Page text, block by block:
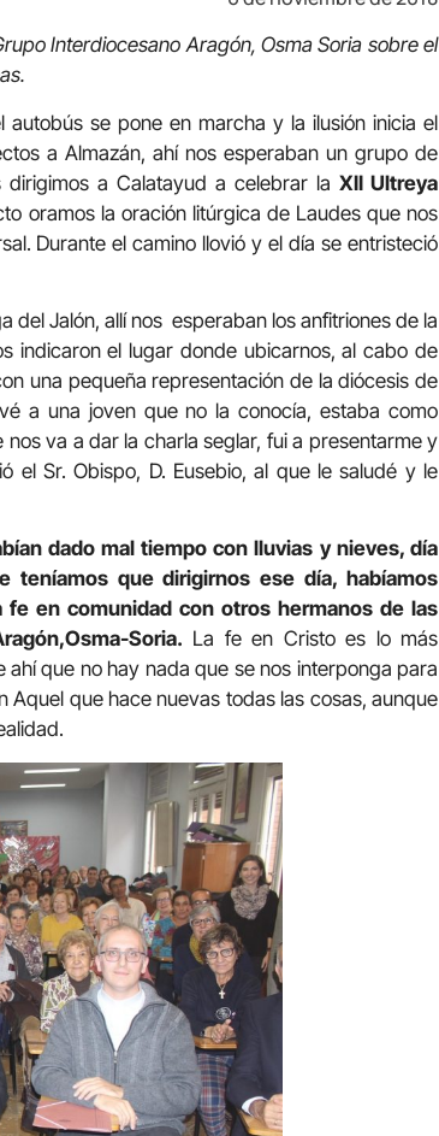
Interdiocesano Aragón, Osma Soria sobre el
se pone en marcha y la ilusión inicia el
a Almazán, ahí nos esperaban un grupo de
a Calatayud a celebrar la XII Ultreya
oramos la oración litúrgica de Laudes que nos
Durante el camino llovió y el día se entristeció
del Jalón, allí nos esperaban los anfitriones de la
indicaron el lugar donde ubicarnos, al cabo de
una pequeña representación de la diócesis de
a una joven que no la conocía, estaba como
va a dar la charla seglar, fui a presentarme y
el Sr. Obispo, D. Eusebio, al que le saludé y le
dado mal tiempo con lluvias y nieves, día
teníamos que dirigirnos ese día, habíamos
en comunidad con otros hermanos de las
Soria. La fe en Cristo es lo más
que no hay nada que se nos interponga para
Aquel que hace nuevas todas las cosas, aunque